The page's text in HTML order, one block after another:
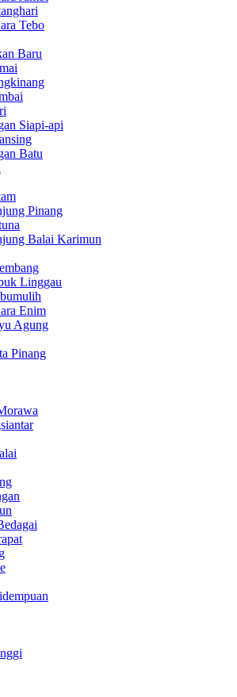
Tebo
Baru
Siapi-api
Batu
Pinang
Balai Karimun
Linggau
Enim
Agung
Pinang